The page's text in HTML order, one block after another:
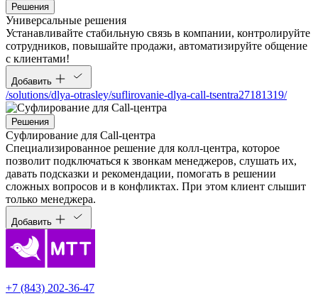
Решения
Универсальные решения
Устанавливайте стабильную связь в компании, контролируйте
сотрудников, повышайте продажи, автоматизируйте общение
с клиентами!
Добавить
/solutions/dlya-otrasley/suflirovanie-dlya-call-tsentra27181319/
Решения
Суфлирование для Call‑центра
Специализированное решение для колл-центра, которое
позволит подключаться к звонкам менеджеров, слушать их,
давать подсказки и рекомендации, помогать в решении
сложных вопросов и в конфликтах. При этом клиент слышит
только менеджера.
Добавить
+7 (843) 202-36-47